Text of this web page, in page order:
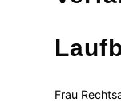
Frau